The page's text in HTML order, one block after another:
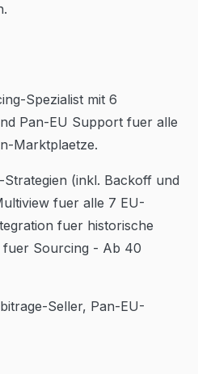
Spezialist mit 6
Pan-EU Support fuer alle
Marktplaetze.
(inkl. Backoff und
fuer alle 7 EU-
fuer historische
fuer Sourcing - Ab 40
Seller, Pan-EU-